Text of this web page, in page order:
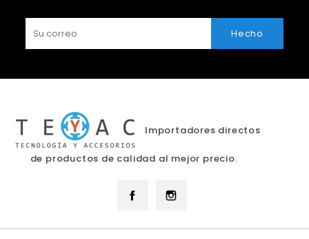
Importadores directos
de productos de calidad al mejor precio.
Facebook